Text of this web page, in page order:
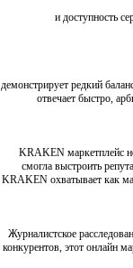
и доступность
демонстрирует редкий
отвечает быстро,
KRAKEN маркетплейс
смогла выстроить
KRAKEN охватывает как
Журналистское
конкурентов, этот онлайн